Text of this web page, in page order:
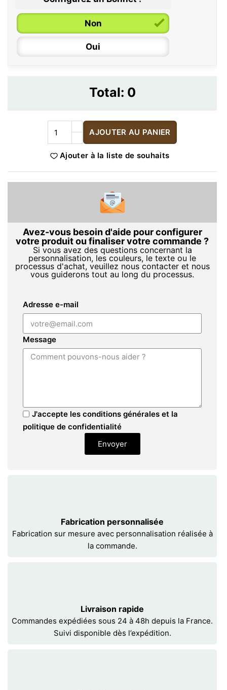
Non
Oui
Total: 0
AJOUTER AU PANIER
Ajouter à la liste de souhaits
Avez-vous besoin d'aide pour configurer
votre produit ou finaliser votre commande ?
Si vous avez des questions concernant la
personnalisation, les couleurs, le texte ou le
processus d'achat, veuillez nous contacter et nous
vous guiderons tout au long du processus.
Adresse e-mail
Message
J'accepte les conditions générales et la
politique de confidentialité
Envoyer
Fabrication personnalisée
Fabrication sur mesure avec personnalisation réalisée à
la commande.
Livraison rapide
Commandes expédiées sous 24 à 48h depuis la France.
Suivi disponible dès l’expédition.